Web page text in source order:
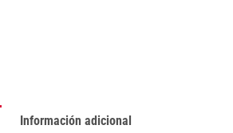
Información adicional